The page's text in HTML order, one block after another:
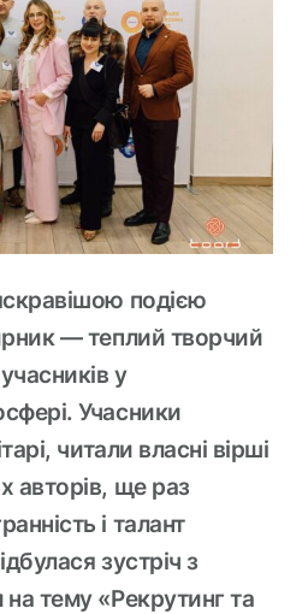
подією
— теплий творчий
у
Учасники
читали власні вірші
авторів, ще раз
і талант
зустріч з
тему «Рекрутинг та